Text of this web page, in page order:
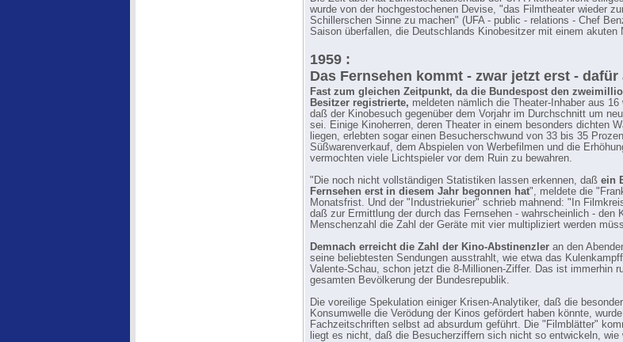
wurde von der hochgestochenen Devise, "das Filmtheater wieder
Schillerschen Sinne zu machen" (UFA - public - relations - Chef
Saison überfallen, die Deutschlands Kinobesitzer mit einem akuten
1959 :
Das Fernsehen kommt - zwar jetzt erst -
Fast zum gleichen Zeitpunkt, da die Bundespost den
Besitzer registrierte, meldeten nämlich die Theater-Inhaber aus
daß der Kinobesuch gegenüber dem Vorjahr im Durchschnitt um
sei. Einige Kinoherren, deren Theater in einem besonders dichten
liegen, erlebten sogar einen Besucherschwund von 33 bis 35
Süßwarenverkauf, dem Abspielen von Werbefilmen und die
vermochten viele Lichtspieler vor dem Ruin zu bewahren.
"Die noch nicht vollständigen Statistiken lassen erkennen, daß ein
Fernsehen erst in diesem Jahr begonnen hat", meldete die
Monatsfrist. Und der "Industriekurier" schrieb mahnend: "In
daß zur Ermittlung der durch das Fernsehen - wahrscheinlich - den
Menschenzahl die Zahl der Geräte mit vier multipliziert werden
Demnach erreicht die Zahl der Kino-Abstinenzler an den
seine beliebtesten Sendungen ausstrahlt, wie etwa das
Valente-Schau, schon jetzt die 8-Millionen-Ziffer. Das ist immerhin
gesamten Bevölkerung der Bundesrepublik.
Die voreilige Spekulation einiger Krisen-Analytiker, daß die
Konsumwelle die Verödung der Kinos gefördert haben könnte,
Fachzeitschriften selbst ad absurdum geführt. Die "Filmblätter"
liegt es nicht, daß die Besucherziffern sich nicht so entwickeln,